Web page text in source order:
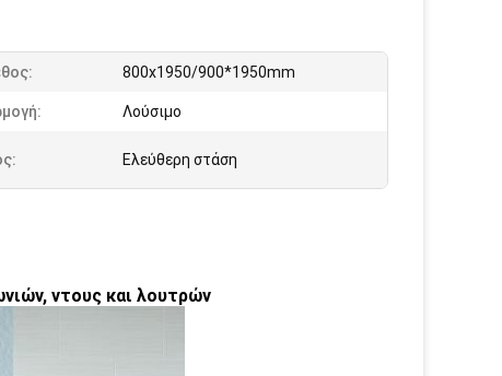
800x1950/900*1950mm
Λούσιμο
Ελεύθερη στάση
ντους και λουτρών